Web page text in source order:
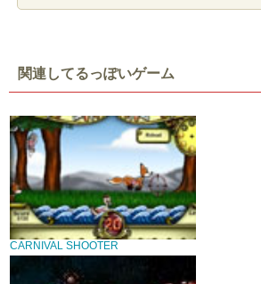
関連してるっぽいゲーム
CARNIVAL SHOOTER